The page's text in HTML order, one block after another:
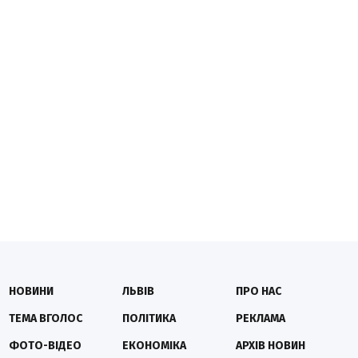
НОВИНИ
ТЕМА ВГОЛОС
ФОТО-ВІДЕО
ЛЬВІВ
ПОЛІТИКА
ЕКОНОМІКА
ПРО НАС
РЕКЛАМА
АРХІВ НОВИН